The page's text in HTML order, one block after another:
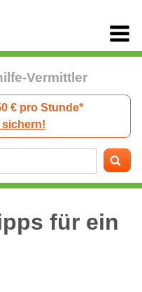
Vermittler
€ pro Stunde*
für ein